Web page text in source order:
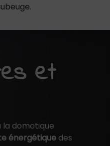
et
domotique
énergétique des